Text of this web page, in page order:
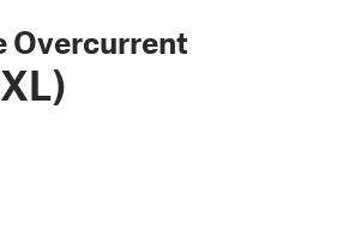
Overcurrent